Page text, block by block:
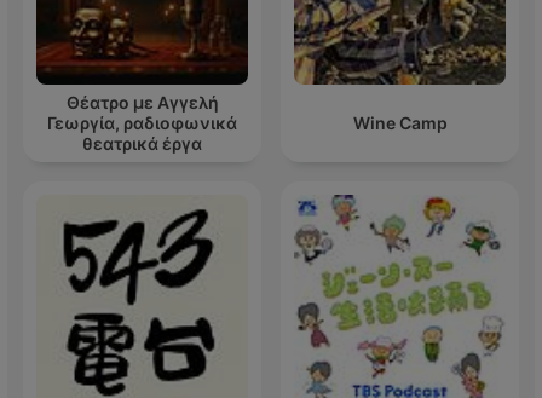
Θέατρο με Αγγελή
Γεωργία, ραδιοφωνικά
θεατρικά έργα
Wine Camp